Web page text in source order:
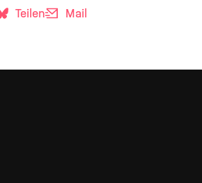
Teilen Mail